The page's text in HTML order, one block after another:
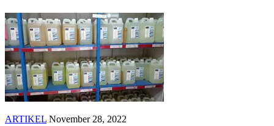
ARTIKEL November 28, 2022